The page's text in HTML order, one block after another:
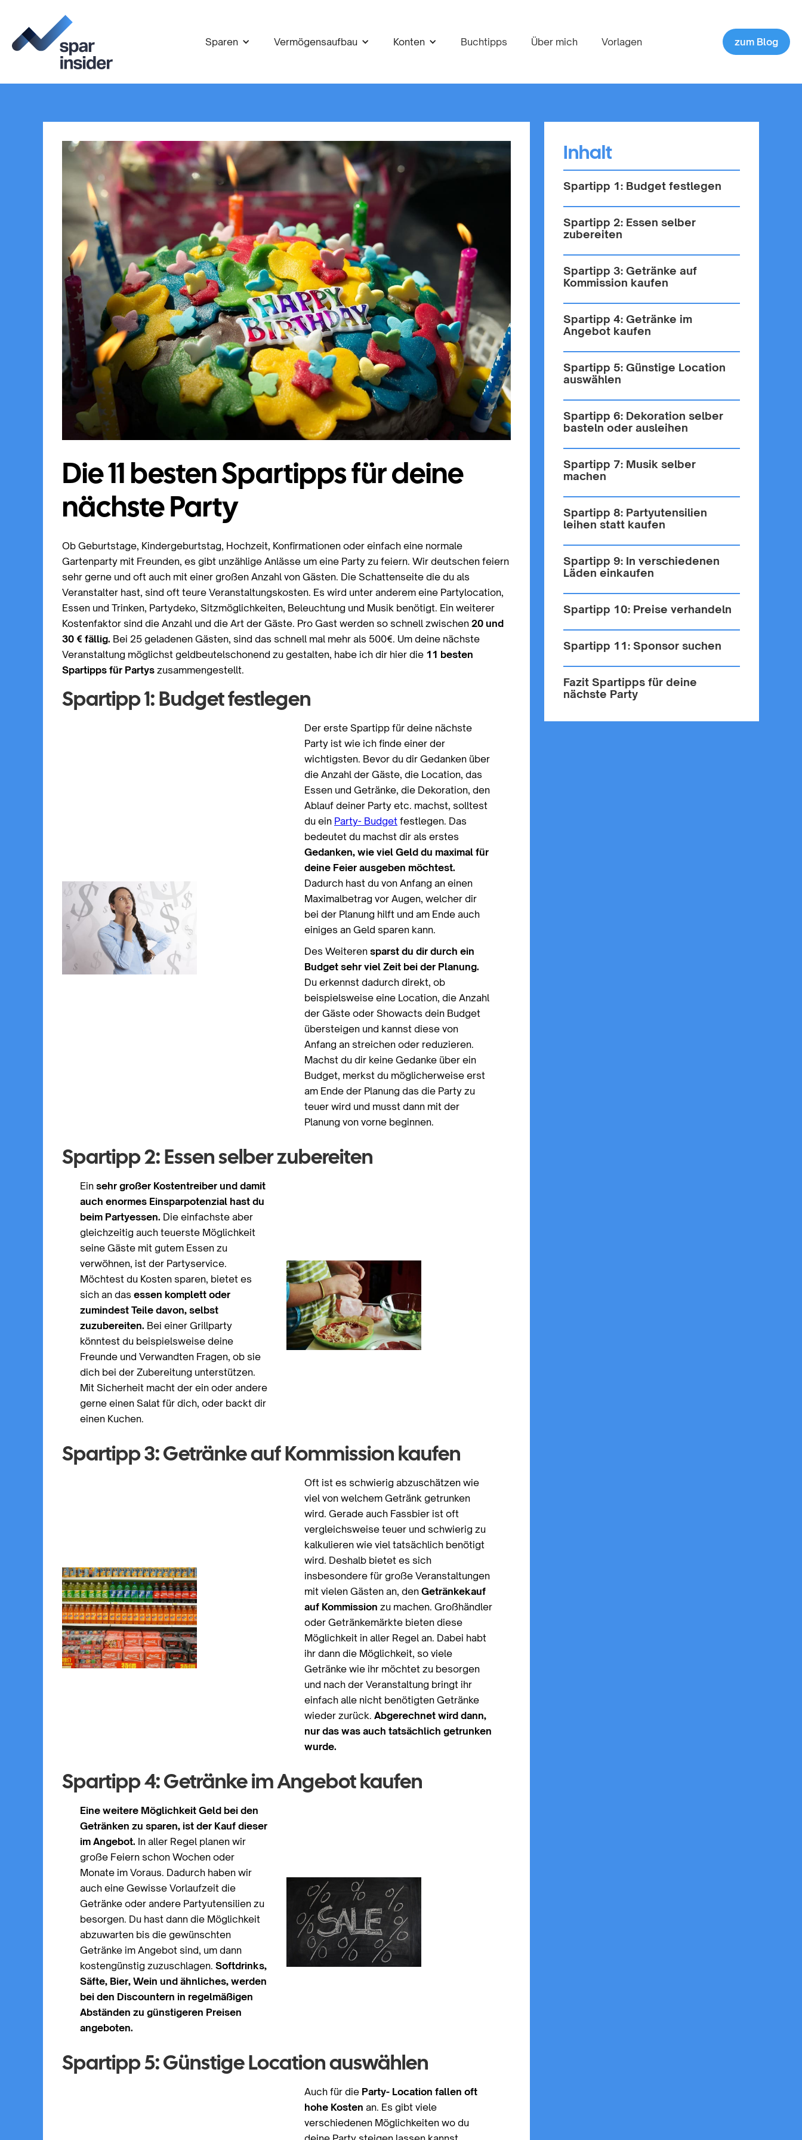
Sparen Vermögensaufbau Konten Buchtipps Über mich Vorlagen zum Blog
Die 11 besten Spartipps für deine
nächste Party
Ob Geburtstage, Kindergeburtstag, Hochzeit, Konfirmationen oder einfach eine normale
Gartenparty mit Freunden, es gibt unzählige Anlässe um eine Party zu feiern. Wir deutschen feiern
sehr gerne und oft auch mit einer großen Anzahl von Gästen. Die Schattenseite die du als
Veranstalter hast, sind oft teure Veranstaltungskosten. Es wird unter anderem eine Partylocation,
Essen und Trinken, Partydeko, Sitzmöglichkeiten, Beleuchtung und Musik benötigt. Ein weiterer
Kostenfaktor sind die Anzahl und die Art der Gäste. Pro Gast werden so schnell zwischen 20 und
30 € fällig. Bei 25 geladenen Gästen, sind das schnell mal mehr als 500€. Um deine nächste
Veranstaltung möglichst geldbeutelschonend zu gestalten, habe ich dir hier die 11 besten
Spartipps für Partys zusammengestellt.
Spartipp 1: Budget festlegen
Der erste Spartipp für deine nächste
Party ist wie ich finde einer der
wichtigsten. Bevor du dir Gedanken über
die Anzahl der Gäste, die Location, das
Essen und Getränke, die Dekoration, den
Ablauf deiner Party etc. machst, solltest
du ein Party- Budget festlegen. Das
bedeutet du machst dir als erstes
Gedanken, wie viel Geld du maximal für
deine Feier ausgeben möchtest.
Dadurch hast du von Anfang an einen
Maximalbetrag vor Augen, welcher dir
bei der Planung hilft und am Ende auch
einiges an Geld sparen kann.
Des Weiterensparst du dir durch ein
Budget sehr viel Zeit bei der Planung.
Du erkennst dadurch direkt, ob
beispielsweise eine Location, die Anzahl
der Gäste oder Showacts dein Budget
übersteigen und kannst diese von
Anfang an streichen oder reduzieren.
Machst du dir keine Gedanke über ein
Budget, merkst du möglicherweise erst
am Ende der Planung das die Party zu
teuer wird und musst dann mit der
Planung von vorne beginnen.
Spartipp 2: Essen selber zubereiten
Einsehr großer Kostentreiber und damit
auch enormes Einsparpotenzial hast du
beim Partyessen. Die einfachste aber
gleichzeitig auch teuerste Möglichkeit
seine Gäste mit gutem Essen zu
verwöhnen, ist der Partyservice.
Möchtest du Kosten sparen, bietet es
sich an dasessen komplett oder
zumindest Teile davon, selbst
zuzubereiten. Bei einer Grillparty
könntest du beispielsweise deine
Freunde und Verwandten Fragen, ob sie
dich bei der Zubereitung unterstützen.
Mit Sicherheit macht der ein oder andere
gerne einen Salat für dich, oder backt dir
einen Kuchen.
Spartipp 3: Getränke auf Kommission kaufen
Oft ist es schwierig abzuschätzen wie
viel von welchem Getränk getrunken
wird. Gerade auch Fassbier ist oft
vergleichsweise teuer und schwierig zu
kalkulieren wie viel tatsächlich benötigt
wird. Deshalb bietet es sich
insbesondere für große Veranstaltungen
mit vielen Gästen an, denGetränkekauf
auf Kommission zu machen. Großhändler
oder Getränkemärkte bieten diese
Möglichkeit in aller Regel an. Dabei habt
ihr dann die Möglichkeit, so viele
Getränke wie ihr möchtet zu besorgen
und nach der Veranstaltung bringt ihr
einfach alle nicht benötigten Getränke
wieder zurück.Abgerechnet wird dann,
nur das was auch tatsächlich getrunken
wurde.
Spartipp 4: Getränke im Angebot kaufen
Eine weitere Möglichkeit Geld bei den
Getränken zu sparen, ist der Kauf dieser
im Angebot. In aller Regel planen wir
große Feiern schon Wochen oder
Monate im Voraus. Dadurch haben wir
auch eine Gewisse Vorlaufzeit die
Getränke oder andere Partyutensilien zu
besorgen. Du hast dann die Möglichkeit
abzuwarten bis die gewünschten
Getränke im Angebot sind, um dann
kostengünstig zuzuschlagen.Softdrinks,
Säfte, Bier, Wein und ähnliches, werden
bei den Discountern in regelmäßigen
Abständen zu günstigeren Preisen
angeboten.
Spartipp 5: Günstige Location auswählen
Auch für die Party- Location fallen oft
hohe Kosten an. Es gibt viele
verschiedenen Möglichkeiten wo du
Inhalt
Spartipp 1: Budget festlegen
Spartipp 2: Essen selber
zubereiten
Spartipp 3: Getränke auf
Kommission kaufen
Spartipp 4: Getränke im
Angebot kaufen
Spartipp 5: Günstige Location
auswählen
Spartipp 6: Dekoration selber
basteln oder ausleihen
Spartipp 7: Musik selber
machen
Spartipp 8: Partyutensilien
leihen statt kaufen
Spartipp 9: In verschiedenen
Läden einkaufen
Spartipp 10: Preise verhandeln
Spartipp 11: Sponsor suchen
Fazit Spartipps für deine
nächste Party